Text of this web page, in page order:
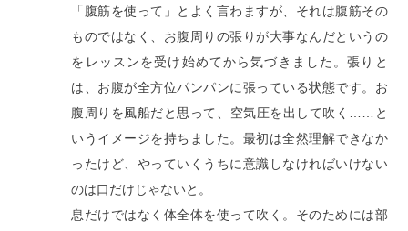
「腹筋を使って」とよく言わますが、それは腹筋その
ものではなく、お腹周りの張りが大事なんだというの
をレッスンを受け始めてから気づきました。張りと
は、お腹が全方位パンパンに張っている状態です。お
腹周りを風船だと思って、空気圧を出して吹く……と
いうイメージを持ちました。最初は全然理解できなか
ったけど、やっていくうちに意識しなければいけない
のは口だけじゃないと。
息だけではなく体全体を使って吹く。そのためには部